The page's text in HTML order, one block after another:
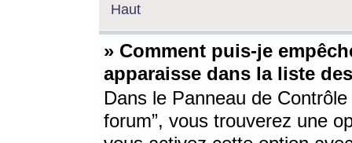
Haut
» Comment puis-je
apparaisse dans la liste
Dans le Panneau de
forum”, vous trouverez une